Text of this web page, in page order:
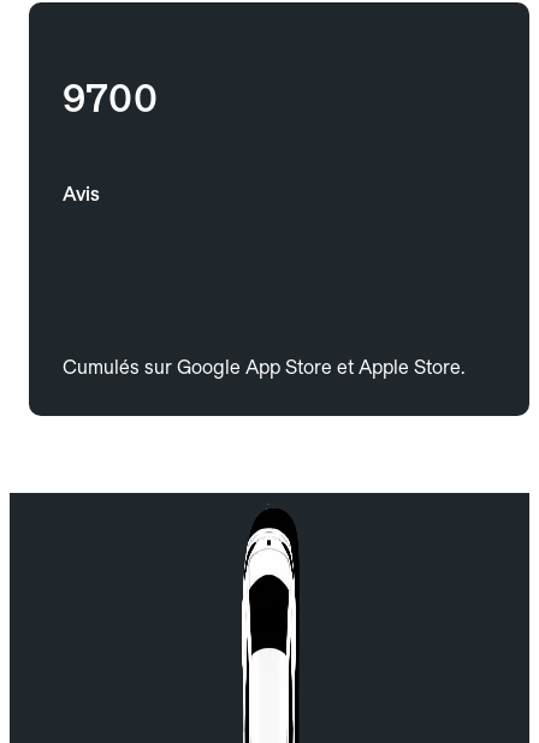
9700
Avis
Cumulés sur Google App Store et Apple Store.